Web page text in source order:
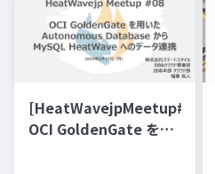
[HeatWavejpMeetup#08]
OCI GoldenGate を用